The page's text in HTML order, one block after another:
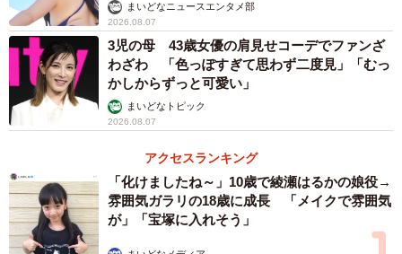
た」（23.2％）、「写真が自分の好みだった」
（21.8％）、「言葉遣いが丁寧で誠実そうだった」
（18.3％）が上位となり、プロフィールの段階では「メイ
ン写真」を重視するものの、実際に会うかどうかを判断す
るフェーズでは、コミュニケーションの相性や誠実さも決
め手になることがわかりました。
まいどなニュースエンタメ部
2026.08.07
3児の母 43歳女優の肩見せコーデでファンざ
わざわ 「色っぽすぎて思わず二度見」「むっ
かしからずっと可愛い」
まいどなトピック
2026.08.07
アクセスランキング
「化けましたね～」10歳で綾瀬はるかの娘役→
雰囲気ガラリの18歳に成長 「メイクで雰囲気
が」「宝塚に入れそう」